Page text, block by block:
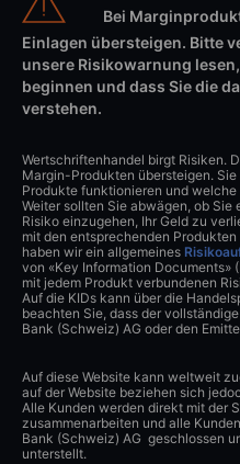
Bei
Einlagen übersteigen. Bitte
unsere Risikowarnung
beginnen und dass Sie die
verstehen.
Wertschriftenhandel birgt Risiken.
Margin-Produkten übersteigen.
Produkte funktionieren und
Weiter sollten Sie abwägen, ob
Risiko einzugehen, Ihr Geld zu
mit den entsprechenden
haben wir ein allgemeines
von «Key Information Documents»
mit jedem Produkt verbundenen
Auf die KIDs kann über die
beachten Sie, dass der
Bank (Schweiz) AG oder den
Auf diese Website kann weltweit
auf der Website beziehen sich
Alle Kunden werden direkt mit der
zusammenarbeiten und alle
Bank (Schweiz) AG geschlossen
unterstellt.